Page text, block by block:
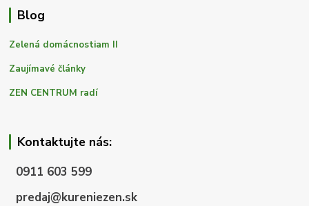
Blog
Zelená domácnostiam II
Zaujímavé články
ZEN CENTRUM radí
Kontaktujte nás:
0911 603 599
predaj@kureniezen.sk